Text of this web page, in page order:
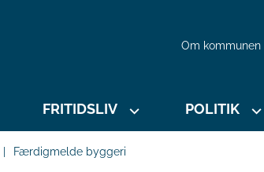
Om kommunen
FRITIDSLIV POLITIK
Færdigmelde byggeri